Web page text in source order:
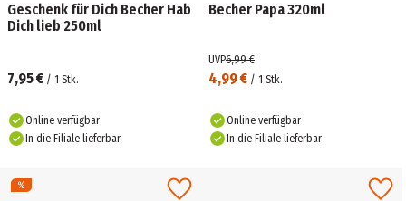
Geschenk für Dich Becher Hab
Dich lieb 250ml
7,95 € / 1 Stk.
Online verfügbar
In die Filiale lieferbar
Becher Papa 320ml
4,99 € / 1 Stk.
UVP6,99 €
Online verfügbar
In die Filiale lieferbar